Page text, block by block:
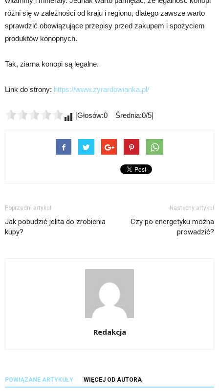
różni się w zależności od kraju i regionu, dlatego zawsze warto
sprawdzić obowiązujące przepisy przed zakupem i spożyciem
produktów konopnych.
Tak, ziarna konopi są legalne.
Link do strony: https://www.zyrardowianka.pl/
[Głosów:0 Średnia:0/5]
Poprzedni artykuł
Jak pobudzić jelita do zrobienia
kupy?
Następny artykuł
Czy po energetyku można
prowadzić?
Redakcja
POWIĄZANE ARTYKUŁY WIĘCEJ OD AUTORA